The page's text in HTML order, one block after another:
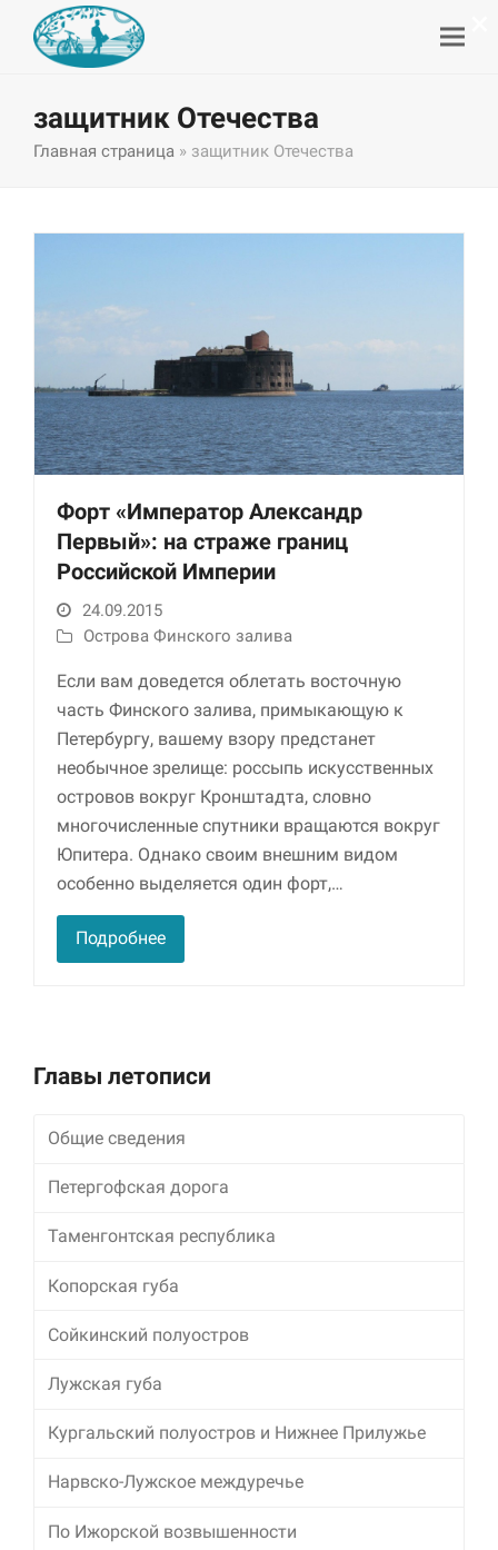
защитник Отечества
Главная страница » защитник Отечества
Форт «Император Александр
Первый»: на страже границ
Российской Империи
24.09.2015
Острова Финского залива
Если вам доведется облетать восточную
часть Финского залива, примыкающую к
Петербургу, вашему взору предстанет
необычное зрелище: россыпь искусственных
островов вокруг Кронштадта, словно
многочисленные спутники вращаются вокруг
Юпитера. Однако своим внешним видом
особенно выделяется один форт,…
Подробнее
Главы летописи
Общие сведения
Петергофская дорога
Таменгонтская республика
Копорская губа
Сойкинский полуостров
Лужская губа
Кургальский полуостров и Нижнее Прилужье
Нарвско-Лужское междуречье
По Ижорской возвышенности
Необходимые
Использование
этих файлов cookie
обязательно. Они
необходимы для
функционирования
исчезновению
некоторых функций
Маркетинг